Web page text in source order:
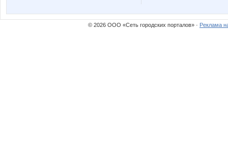
© 2026 ООО «Сеть городских порталов» · Реклама